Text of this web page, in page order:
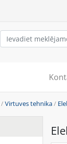
/Virtuves tehnika/